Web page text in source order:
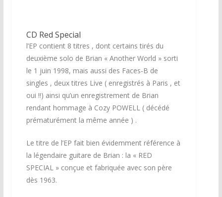
CD Red Special
l’EP contient 8 titres , dont certains tirés du
deuxième solo de Brian « Another World » sorti
le 1 juin 1998, mais aussi des Faces-B de
singles , deux titres Live ( enregistrés à Paris , et
oui !!) ainsi qu’un enregistrement de Brian
rendant hommage à Cozy POWELL ( décédé
prématurément la même année ) .
Le titre de l’EP fait bien évidemment référence à
la légendaire guitare de Brian : la « RED
SPECIAL » conçue et fabriquée avec son père
dès 1963.